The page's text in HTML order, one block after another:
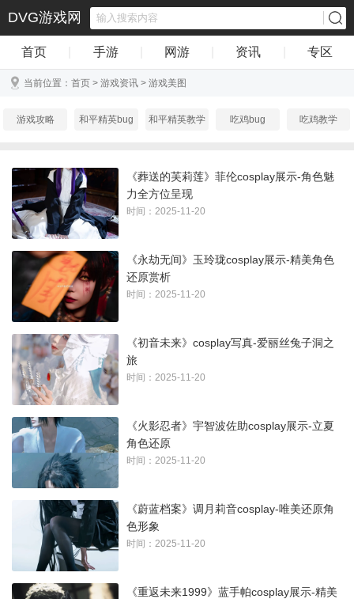
DVG游戏网
首页 手游 网游 资讯 专区
当前位置： 首页 > 游戏资讯 > 游戏美图
游戏攻略 和平精英bug 和平精英教学 吃鸡bug 吃鸡教学
《葬送的芙莉莲》菲伦cosplay展示-角色魅
力全方位呈现
时间：2025-11-20
《永劫无间》玉玲珑cosplay展示-精美角色
还原赏析
时间：2025-11-20
《初音未来》cosplay写真-爱丽丝兔子洞之
旅
时间：2025-11-20
《火影忍者》宇智波佐助cosplay展示-立夏
角色还原
时间：2025-11-20
《蔚蓝档案》调月莉音cosplay-唯美还原角
色形象
时间：2025-11-20
《重返未来1999》蓝手帕cosplay展示-精美